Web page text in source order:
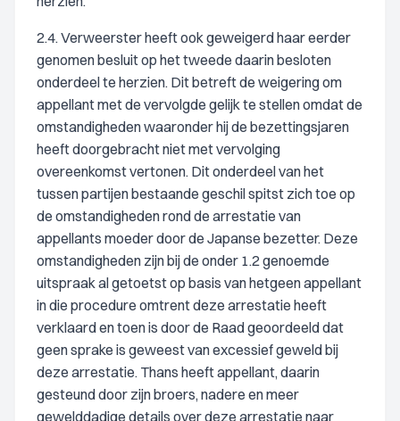
2.4. Verweerster heeft ook geweigerd haar eerder
genomen besluit op het tweede daarin besloten
onderdeel te herzien. Dit betreft de weigering om
appellant met de vervolgde gelijk te stellen omdat de
omstandigheden waaronder hij de bezettingsjaren
heeft doorgebracht niet met vervolging
overeenkomst vertonen. Dit onderdeel van het
tussen partijen bestaande geschil spitst zich toe op
de omstandigheden rond de arrestatie van
appellants moeder door de Japanse bezetter. Deze
omstandigheden zijn bij de onder 1.2 genoemde
uitspraak al getoetst op basis van hetgeen appellant
in die procedure omtrent deze arrestatie heeft
verklaard en toen is door de Raad geoordeeld dat
geen sprake is geweest van excessief geweld bij
deze arrestatie. Thans heeft appellant, daarin
gesteund door zijn broers, nadere en meer
gewelddadige details over deze arrestatie naar